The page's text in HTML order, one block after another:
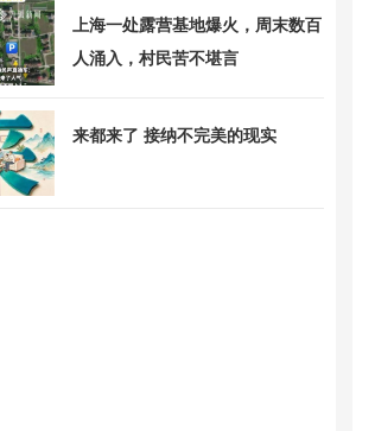
上海一处露营基地爆火，周末数百
人涌入，村民苦不堪言
来都来了 接纳不完美的现实